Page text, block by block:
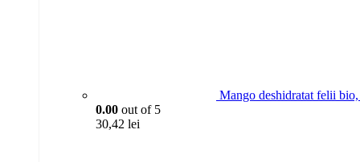
Mango deshidratat felii
0.00 out of 5
30,42 lei